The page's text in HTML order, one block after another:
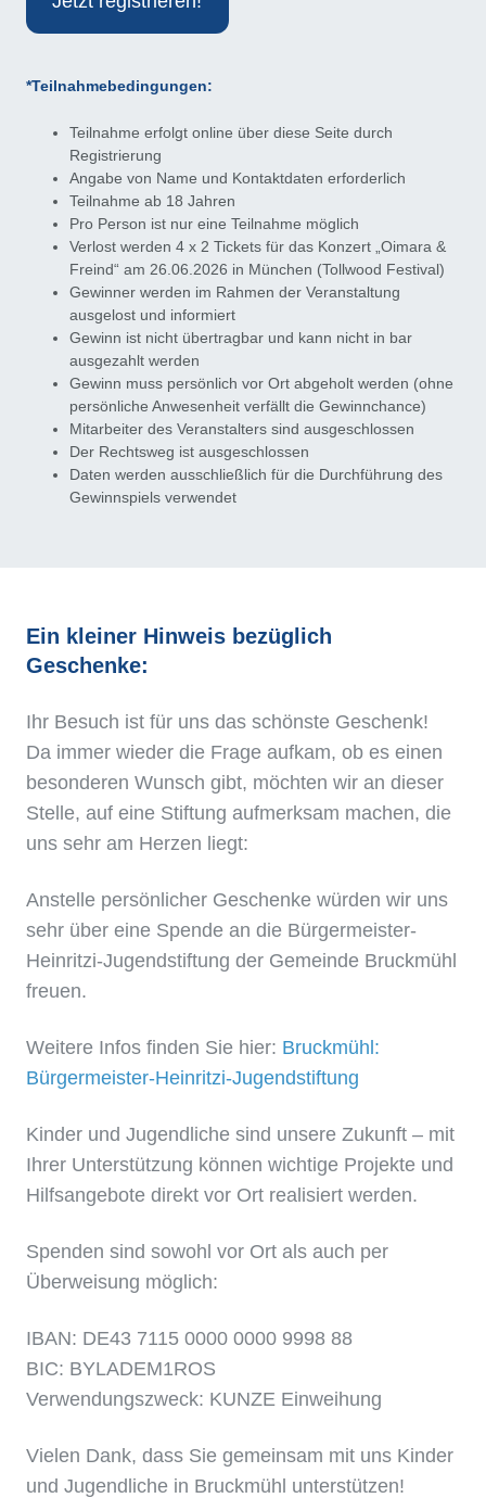
*Teilnahmebedingungen:
Teilnahme erfolgt online über diese Seite durch
Registrierung
Angabe von Name und Kontaktdaten erforderlich
Teilnahme ab 18 Jahren
Pro Person ist nur eine Teilnahme möglich
Verlost werden 4 x 2 Tickets für das Konzert „Oimara &
Freind“ am 26.06.2026 in München (Tollwood Festival)
Gewinner werden im Rahmen der Veranstaltung
ausgelost und informiert
Gewinn ist nicht übertragbar und kann nicht in bar
ausgezahlt werden
Gewinn muss persönlich vor Ort abgeholt werden (ohne
persönliche Anwesenheit verfällt die Gewinnchance)
Mitarbeiter des Veranstalters sind ausgeschlossen
Der Rechtsweg ist ausgeschlossen
Daten werden ausschließlich für die Durchführung des
Gewinnspiels verwendet
Ein kleiner Hinweis bezüglich
Geschenke:
Ihr Besuch ist für uns das schönste Geschenk!
Da immer wieder die Frage aufkam, ob es einen
besonderen Wunsch gibt, möchten wir an dieser
Stelle, auf eine Stiftung aufmerksam machen, die
uns sehr am Herzen liegt:
Anstelle persönlicher Geschenke würden wir uns
sehr über eine Spende an die Bürgermeister-
Heinritzi-Jugendstiftung der Gemeinde Bruckmühl
freuen.
Weitere Infos finden Sie hier: Bruckmühl:
Bürgermeister-Heinritzi-Jugendstiftung
Kinder und Jugendliche sind unsere Zukunft – mit
Ihrer Unterstützung können wichtige Projekte und
Hilfsangebote direkt vor Ort realisiert werden.
Spenden sind sowohl vor Ort als auch per
Überweisung möglich:
IBAN: DE43 7115 0000 0000 9998 88
BIC: BYLADEM1ROS
Verwendungszweck: KUNZE Einweihung
Vielen Dank, dass Sie gemeinsam mit uns Kinder
und Jugendliche in Bruckmühl unterstützen!